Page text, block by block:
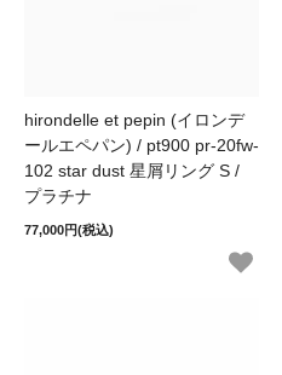
hirondelle et pepin (イロンデ
ールエペパン) / pt900 pr-20fw-
102 star dust 星屑リング S /
プラチナ
77,000円(税込)